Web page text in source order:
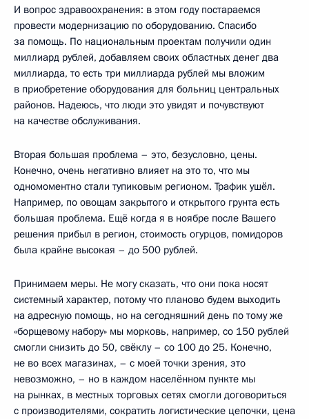
И вопрос здравоохранения: в этом году постараемся
провести модернизацию по оборудованию. Спасибо
за помощь. По национальным проектам получили один
миллиард рублей, добавляем своих областных денег два
миллиарда, то есть три миллиарда рублей мы вложим
в приобретение оборудования для больниц центральных
районов. Надеюсь, что люди это увидят и почувствуют
на качестве обслуживания.
Вторая большая проблема – это, безусловно, цены.
Конечно, очень негативно влияет на это то, что мы
одномоментно стали тупиковым регионом. Трафик ушёл.
Например, по овощам закрытого и открытого грунта есть
большая проблема. Ещё когда я в ноябре после Вашего
решения прибыл в регион, стоимость огурцов, помидоров
была крайне высокая – до 500 рублей.
Принимаем меры. Не могу сказать, что они пока носят
системный характер, потому что планово будем выходить
на адресную помощь, но на сегодняшний день по тому же
«борщевому набору» мы морковь, например, со 150 рублей
смогли снизить до 50, свёклу – со 100 до 25. Конечно,
не во всех магазинах, – с моей точки зрения, это
невозможно, – но в каждом населённом пункте мы
на рынках, в местных торговых сетях смогли договориться
с производителями, сократить логистические цепочки, цена